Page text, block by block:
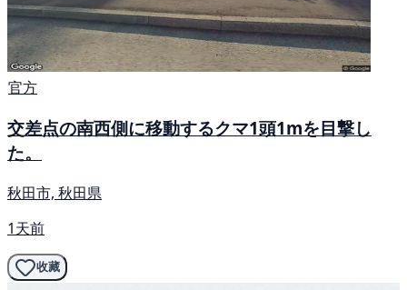
官方
交差点の南西側に移動するクマ1頭1mを目撃し
た。
秋田市, 秋田県
1天前
收藏